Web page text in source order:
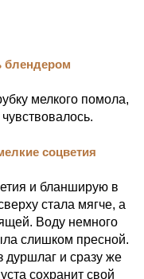
мелкого помола,
и бланширую в
стала мягче, а
Воду немного
слишком пресной.
дуршлаг и сразу же
сохранит свой